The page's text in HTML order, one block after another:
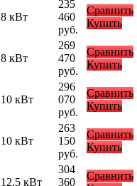
8 кВт
235
460
руб.
Сравнить
Купить
8 кВт
269
470
руб.
Сравнить
Купить
10 кВт
296
070
руб.
Сравнить
Купить
10 кВт
263
150
руб.
Сравнить
Купить
12.5 кВт
304
360
Сравнить